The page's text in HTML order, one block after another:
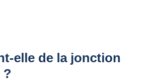
elle de la jonction
?